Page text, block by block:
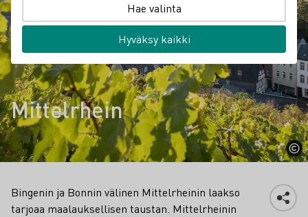
Mittelrhein
Bingenin ja Bonnin välinen Mittelrheinin laakso
tarjoaa maalauksellisen taustan. Mittelrheinin
Hae valinta
Hyväksy kaikki